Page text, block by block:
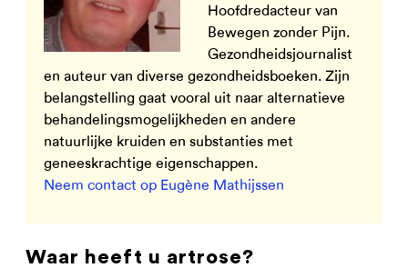
Hoofdredacteur van
Bewegen zonder Pijn.
Gezondheidsjournalist
en auteur van diverse gezondheidsboeken. Zijn
belangstelling gaat vooral uit naar alternatieve
behandelingsmogelijkheden en andere
natuurlijke kruiden en substanties met
geneeskrachtige eigenschappen.
Neem contact op Eugène Mathijssen
Waar heeft u artrose?